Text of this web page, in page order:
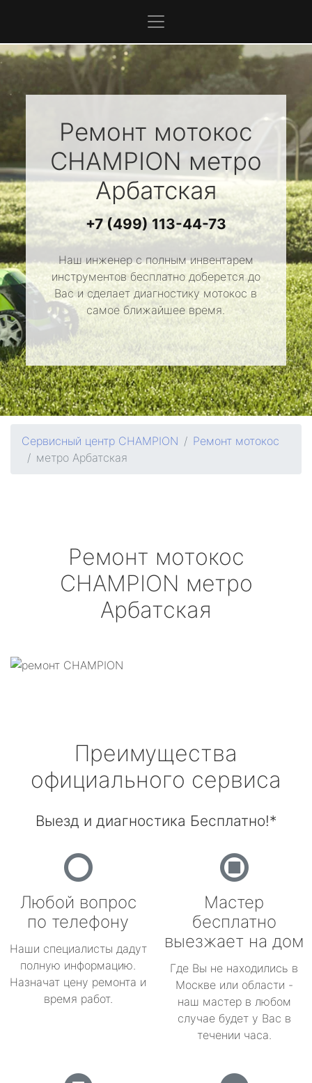
Ремонт мотокос
CHAMPION метро
Арбатская
+7 (499) 113-44-73
Наш инженер с полным инвентарем
инструментов бесплатно доберется до
Вас и сделает диагностику мотокос в
самое ближайшее время.
Сервисный центр CHAMPION
Ремонт мотокос
метро Арбатская
Ремонт мотокос
CHAMPION метро
Арбатская
Преимущества
официального сервиса
Выезд и диагностика Бесплатно!*
Любой вопрос
по телефону
Наши специалисты дадут
полную информацию.
Назначат цену ремонта и
время работ.
Мастер
бесплатно
выезжает на дом
Где Вы не находились в
Москве или области -
наш мастер в любом
случае будет у Вас в
течении часа.